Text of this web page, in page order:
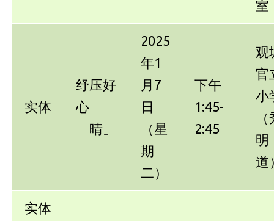
室
实体
纾压好
心
「晴」
2025
年1
月7
日
（星
期
二）
下午
1:45-
2:45
观
官
小
明
道
实体